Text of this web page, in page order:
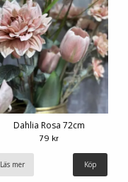
Dahlia Rosa 72cm
79 kr
Läs mer